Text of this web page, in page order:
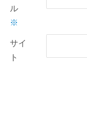
ル
※
サイ
ト